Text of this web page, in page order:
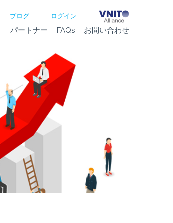
ブログ ログイン
パートナー FAQs お問い合わせ